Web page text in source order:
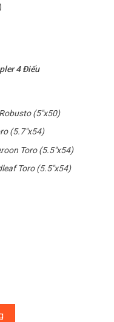
4 Điếu
(5″x50)
(5.7″x54)
Toro (5.5″x54)
Toro (5.5″x54)